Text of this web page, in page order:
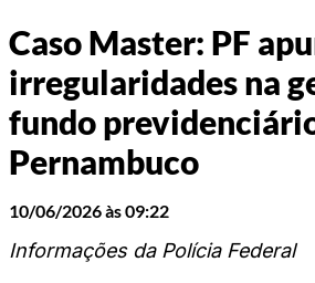
Caso Master: PF
irregularidades na
fundo
Pernambuco
10/06/2026 às 09:22
Informações da Polícia Federal